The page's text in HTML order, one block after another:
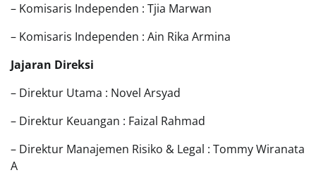
– Komisaris Independen : Tjia Marwan
– Komisaris Independen : Ain Rika Armina
Jajaran Direksi
– Direktur Utama : Novel Arsyad
– Direktur Keuangan : Faizal Rahmad
– Direktur Manajemen Risiko & Legal : Tommy Wiranata
A